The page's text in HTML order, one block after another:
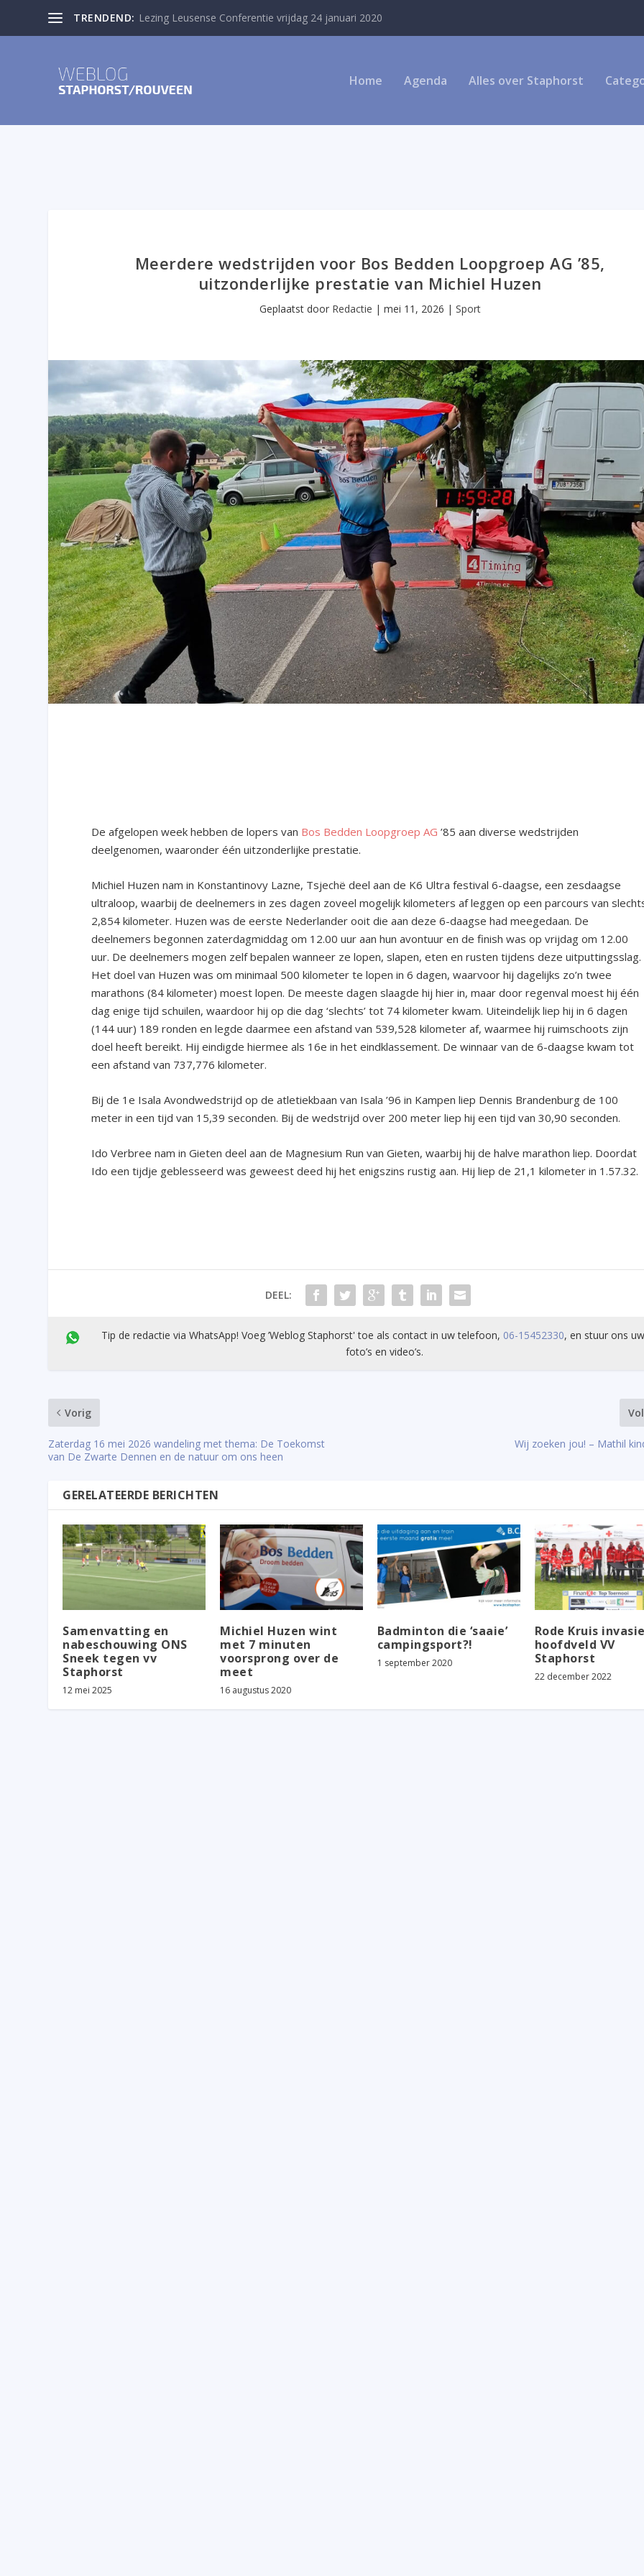
TRENDEND: Lezing Leusense Conferentie vrijdag 24 januari 2020
Home Agenda Alles over Staphorst
Meerdere wedstrijden voor Bos Bedden Loopgroep AG ’85,
uitzonderlijke prestatie van Michiel Huzen
Geplaatst door Redactie | mei 11, 2026 | Sport
De afgelopen week hebben de lopers van Bos Bedden Loopgroep AG ’85 aan diverse wedstrijden
deelgenomen, waaronder één uitzonderlijke prestatie.
Michiel Huzen nam in Konstantinovy Lazne, Tsjechë deel aan de K6 Ultra festival 6-daagse, een zesdaagse
ultraloop, waarbij de deelnemers in zes dagen zoveel mogelijk kilometers af leggen op een parcours van
2,854 kilometer. Huzen was de eerste Nederlander ooit die aan deze 6-daagse had meegedaan. De
deelnemers begonnen zaterdagmiddag om 12.00 uur aan hun avontuur en de finish was op vrijdag om 12.00
uur. De deelnemers mogen zelf bepalen wanneer ze lopen, slapen, eten en rusten tijdens deze uitputtingsslag.
Het doel van Huzen was om minimaal 500 kilometer te lopen in 6 dagen, waarvoor hij dagelijks zo’n twee
marathons (84 kilometer) moest lopen. De meeste dagen slaagde hij hier in, maar door regenval moest hij één
dag enige tijd schuilen, waardoor hij op die dag ‘slechts’ tot 74 kilometer kwam. Uiteindelijk liep hij in 6 dagen
(144 uur) 189 ronden en legde daarmee een afstand van 539,528 kilometer af, waarmee hij ruimschoots zijn
doel heeft bereikt. Hij eindigde hiermee als 16e in het eindklassement. De winnaar van de 6-daagse kwam tot
een afstand van 737,776 kilometer.
Bij de 1e Isala Avondwedstrijd op de atletiekbaan van Isala ’96 in Kampen liep Dennis Brandenburg de 100
meter in een tijd van 15,39 seconden. Bij de wedstrijd over 200 meter liep hij een tijd van 30,90 seconden.
Ido Verbree nam in Gieten deel aan de Magnesium Run van Gieten, waarbij hij de halve marathon liep. Doordat
Ido een tijdje geblesseerd was geweest deed hij het enigszins rustig aan. Hij liep de 21,1 kilometer in 1.57.32.
DEEL:
Tip de redactie via WhatsApp! Voeg ’Weblog Staphorst' toe als contact in uw telefoon, 06-15452330, en stuur ons
foto’s en video’s.
Vorig
Zaterdag 16 mei 2026 wandeling met thema: De Toekomst
van De Zwarte Dennen en de natuur om ons heen
Wij zoeken jou! – Mathil
GERELATEERDE BERICHTEN
Samenvatting en
nabeschouwing ONS
Sneek tegen vv
Staphorst
12 mei 2025
Michiel Huzen wint
met 7 minuten
voorsprong over de
meet
16 augustus 2020
Badminton die ‘saaie’
campingsport?!
1 september 2020
Rode Kruis
hoofdveld VV
Staphorst
22 december 2022